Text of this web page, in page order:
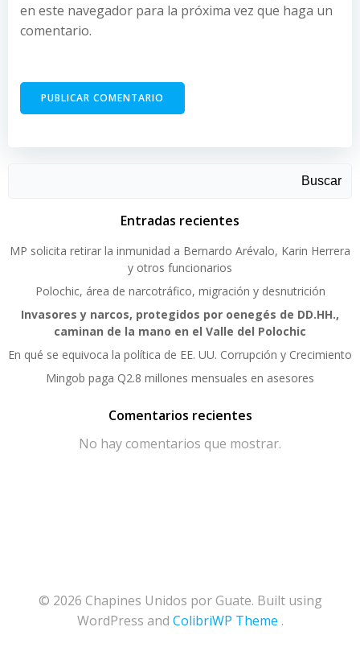
en este navegador para la próxima vez que haga un
comentario.
Buscar
Entradas recientes
MP solicita retirar la inmunidad a Bernardo Arévalo, Karin Herrera
y otros funcionarios
Polochic, área de narcotráfico, migración y desnutrición
Invasores y narcos, protegidos por oenegés de DD.HH.,
caminan de la mano en el Valle del Polochic
En qué se equivoca la política de EE. UU. Corrupción y Crecimiento
Mingob paga Q2.8 millones mensuales en asesores
Comentarios recientes
No hay comentarios que mostrar.
© 2026 Chapines Unidos por Guate. Built using
WordPress and ColibriWP Theme .